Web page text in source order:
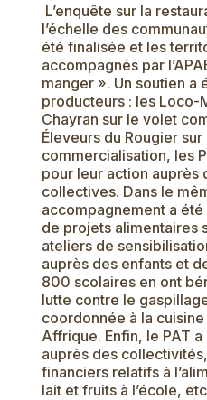
L’enquête sur la
l’échelle des
été finalisée et les
accompagnés par
manger ». Un soutien a
producteurs : les Loco-
Chayran sur le volet
Éleveurs du Rougier
commercialisation, les
pour leur action auprès
collectives. Dans le
accompagnement a
de projets alimentaires
ateliers de
auprès des enfants et
800 scolaires en ont
lutte contre le
coordonnée à la
Affrique. Enfin, le PAT
auprès des
financiers relatifs à
lait et fruits à l’école,